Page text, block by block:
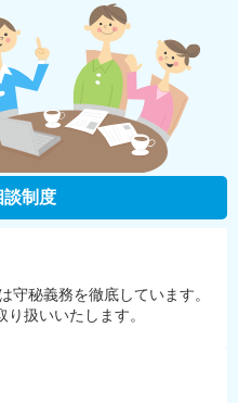
談制度
守秘義務を徹底しています。
扱いいたします。